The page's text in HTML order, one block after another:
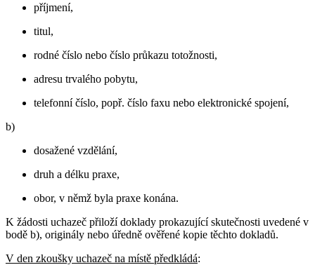
příjmení,
titul,
rodné číslo nebo číslo průkazu totožnosti,
adresu trvalého pobytu,
telefonní číslo, popř. číslo faxu nebo elektronické spojení,
b)
dosažené vzdělání,
druh a délku praxe,
obor, v němž byla praxe konána.
K žádosti uchazeč přiloží doklady prokazující skutečnosti uvedené v
bodě b), originály nebo úředně ověřené kopie těchto dokladů.
V den zkoušky uchazeč na místě předkládá: